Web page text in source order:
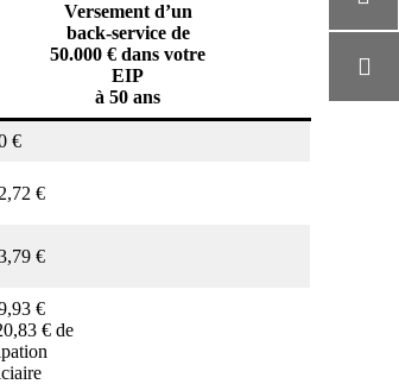
Versement d’un
back-service de
50.000 € dans votre
EIP
à 50 ans
€
€
€
€
€ de